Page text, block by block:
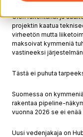
Olen rakentanut ja
projektin kaatua
virheetön mutta
maksoivat kymmeniä
vastineeksi
Tästä ei puhuta
Suomessa on
rakentaa pipeline-
vuonna 2026 se ei
Uusi vedenjakaja on